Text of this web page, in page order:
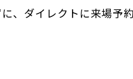
ダイレクトに来場予